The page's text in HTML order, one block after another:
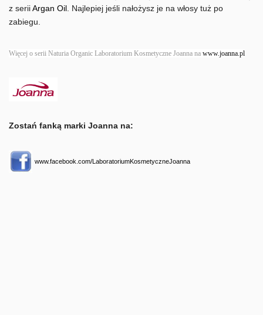
z seriiArgan Oil. Najlepiej jeśli nałożysz je na włosy tuż po
zabiegu.
Więcej o serii Naturia Organic Laboratorium Kosmetyczne Joanna na www.joanna.pl
Zostań fanką marki Joanna na:
www.facebook.com/LaboratoriumKosmetyczneJoanna